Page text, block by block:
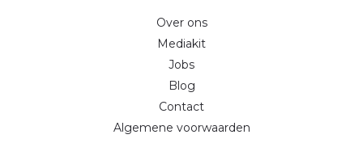
Over ons
Mediakit
Jobs
Blog
Contact
Algemene voorwaarden